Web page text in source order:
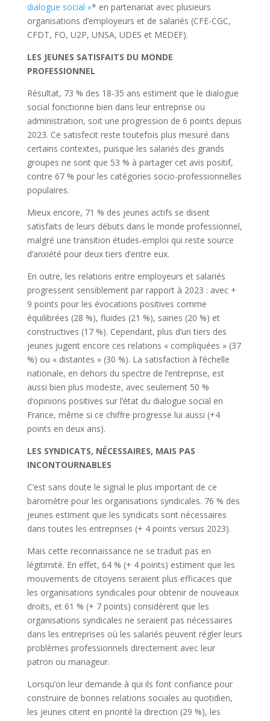
dialogue social »* en partenariat avec plusieurs
organisations d’employeurs et de salariés (CFE-CGC,
CFDT, FO, U2P, UNSA, UDES et MEDEF).
LES JEUNES SATISFAITS DU MONDE
PROFESSIONNEL
Résultat, 73 % des 18-35 ans estiment que le dialogue
social fonctionne bien dans leur entreprise ou
administration, soit une progression de 6 points depuis
2023. Ce satisfecit reste toutefois plus mesuré dans
certains contextes, puisque les salariés des grands
groupes ne sont que 53 % à partager cet avis positif,
contre 67 % pour les catégories socio-professionnelles
populaires.
Mieux encore, 71 % des jeunes actifs se disent
satisfaits de leurs débuts dans le monde professionnel,
malgré une transition études-emploi qui reste source
d’anxiété pour deux tiers d’entre eux.
En outre, les relations entre employeurs et salariés
progressent sensiblement par rapport à 2023 : avec +
9 points pour les évocations positives comme
équilibrées (28 %), fluides (21 %), saines (20 %) et
constructives (17 %). Cependant, plus d’un tiers des
jeunes jugent encore ces relations « compliquées » (37
%) ou « distantes » (30 %). La satisfaction à l’échelle
nationale, en dehors du spectre de l’entreprise, est
aussi bien plus modeste, avec seulement 50 %
d’opinions positives sur l’état du dialogue social en
France, même si ce chiffre progresse lui aussi (+4
points en deux ans).
LES SYNDICATS, NÉCESSAIRES, MAIS PAS
INCONTOURNABLES
C’est sans doute le signal le plus important de ce
baromètre pour les organisations syndicales. 76 % des
jeunes estiment que les syndicats sont nécessaires
dans toutes les entreprises (+ 4 points versus 2023).
Mais cette reconnaissance ne se traduit pas en
légitimité. En effet, 64 % (+ 4 points) estiment que les
mouvements de citoyens seraient plus efficaces que
les organisations syndicales pour obtenir de nouveaux
droits, et 61 % (+ 7 points) considèrent que les
organisations syndicales ne seraient pas nécessaires
dans les entreprises où les salariés peuvent régler leurs
problèmes professionnels directement avec leur
patron ou manageur.
Lorsqu’on leur demande à qui ils font confiance pour
construire de bonnes relations sociales au quotidien,
les jeunes citent en priorité la direction (29 %), les